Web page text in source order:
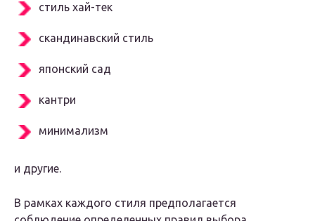
стиль хай-тек
скандинавский стиль
японский сад
кантри
минимализм
и другие.
В рамках каждого стиля предполагается